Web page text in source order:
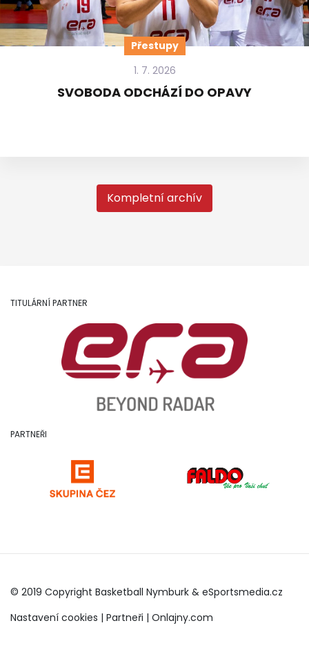
Přestupy
1. 7. 2026
SVOBODA ODCHÁZÍ DO OPAVY
Kompletní archív
TITULÁRNÍ PARTNER
PARTNEŘI
© 2019 Copyright Basketball Nymburk & eSportsmedia.cz
Nastavení cookies | Partneři | Onlajny.com